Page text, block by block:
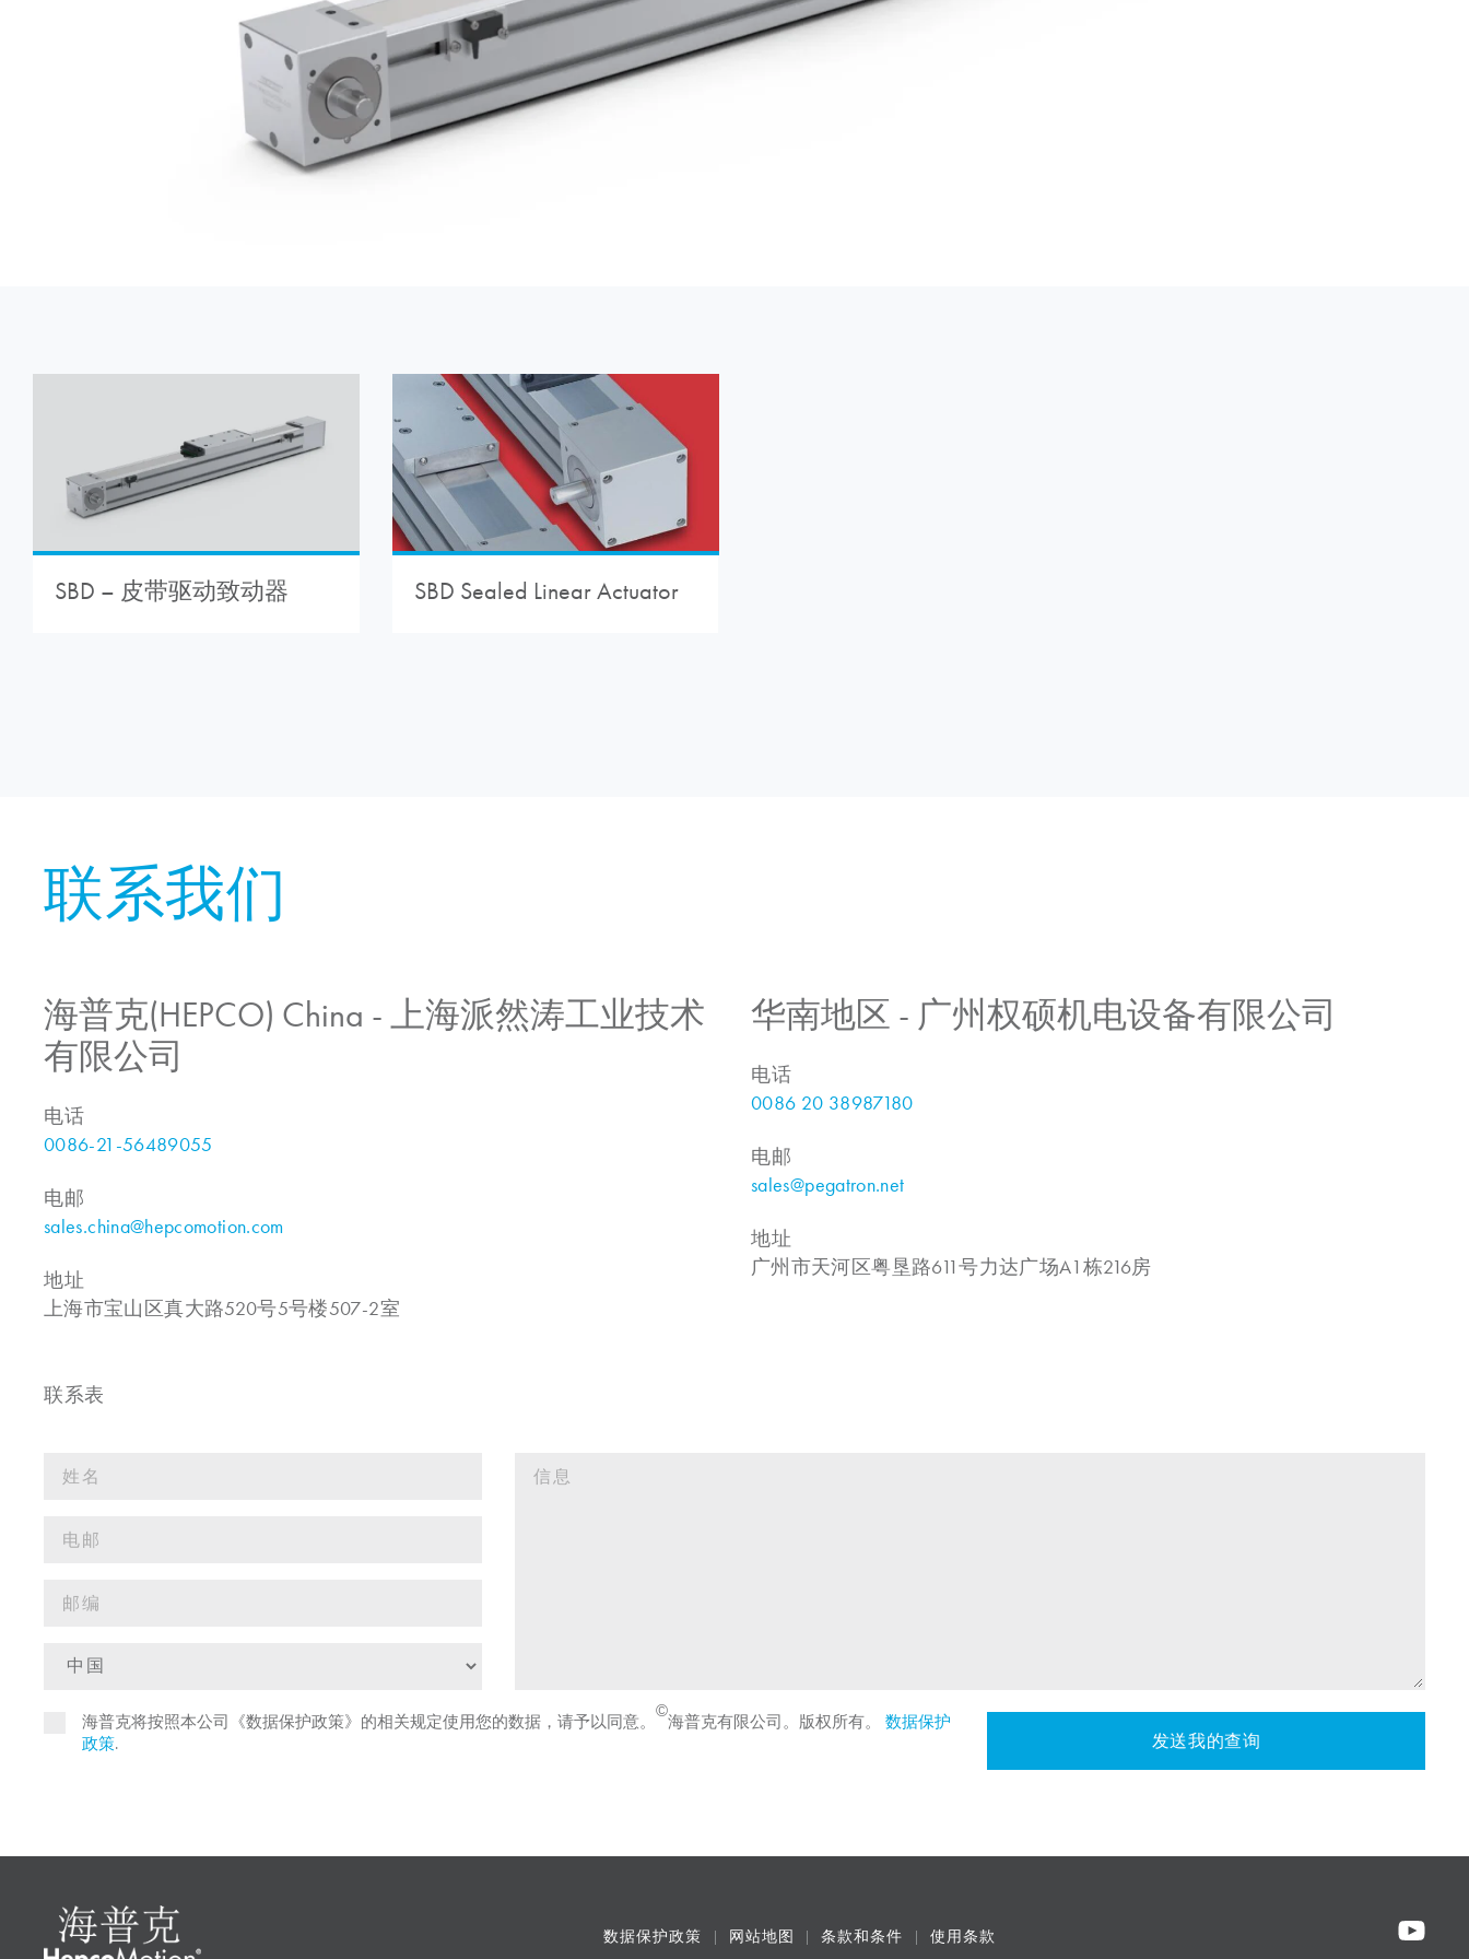
SBD – 皮带驱动致动器 SBD Sealed Linear Actuator
联系我们
海普克(HEPCO) China - 上海派然涛工业技术
有限公司
电话
0086-21-56489055
电邮
sales.china@hepcomotion.com
地址
上海市宝山区真大路520号5号楼507-2室
华南地区 - 广州权硕机电设备有限公司
电话
0086 20 38987180
电邮
sales@pegatron.net
地址
广州市天河区粤垦路611号力达广场A1栋216房
联系表
海普克将按照本公司《数据保护政策》的相关规定使用您的数据，请予以同意。
©
海普克有限公司。版权所有。 数据保护
政策. 发送我的查询
数据保护政策 网站地图 条款和条件 使用条款